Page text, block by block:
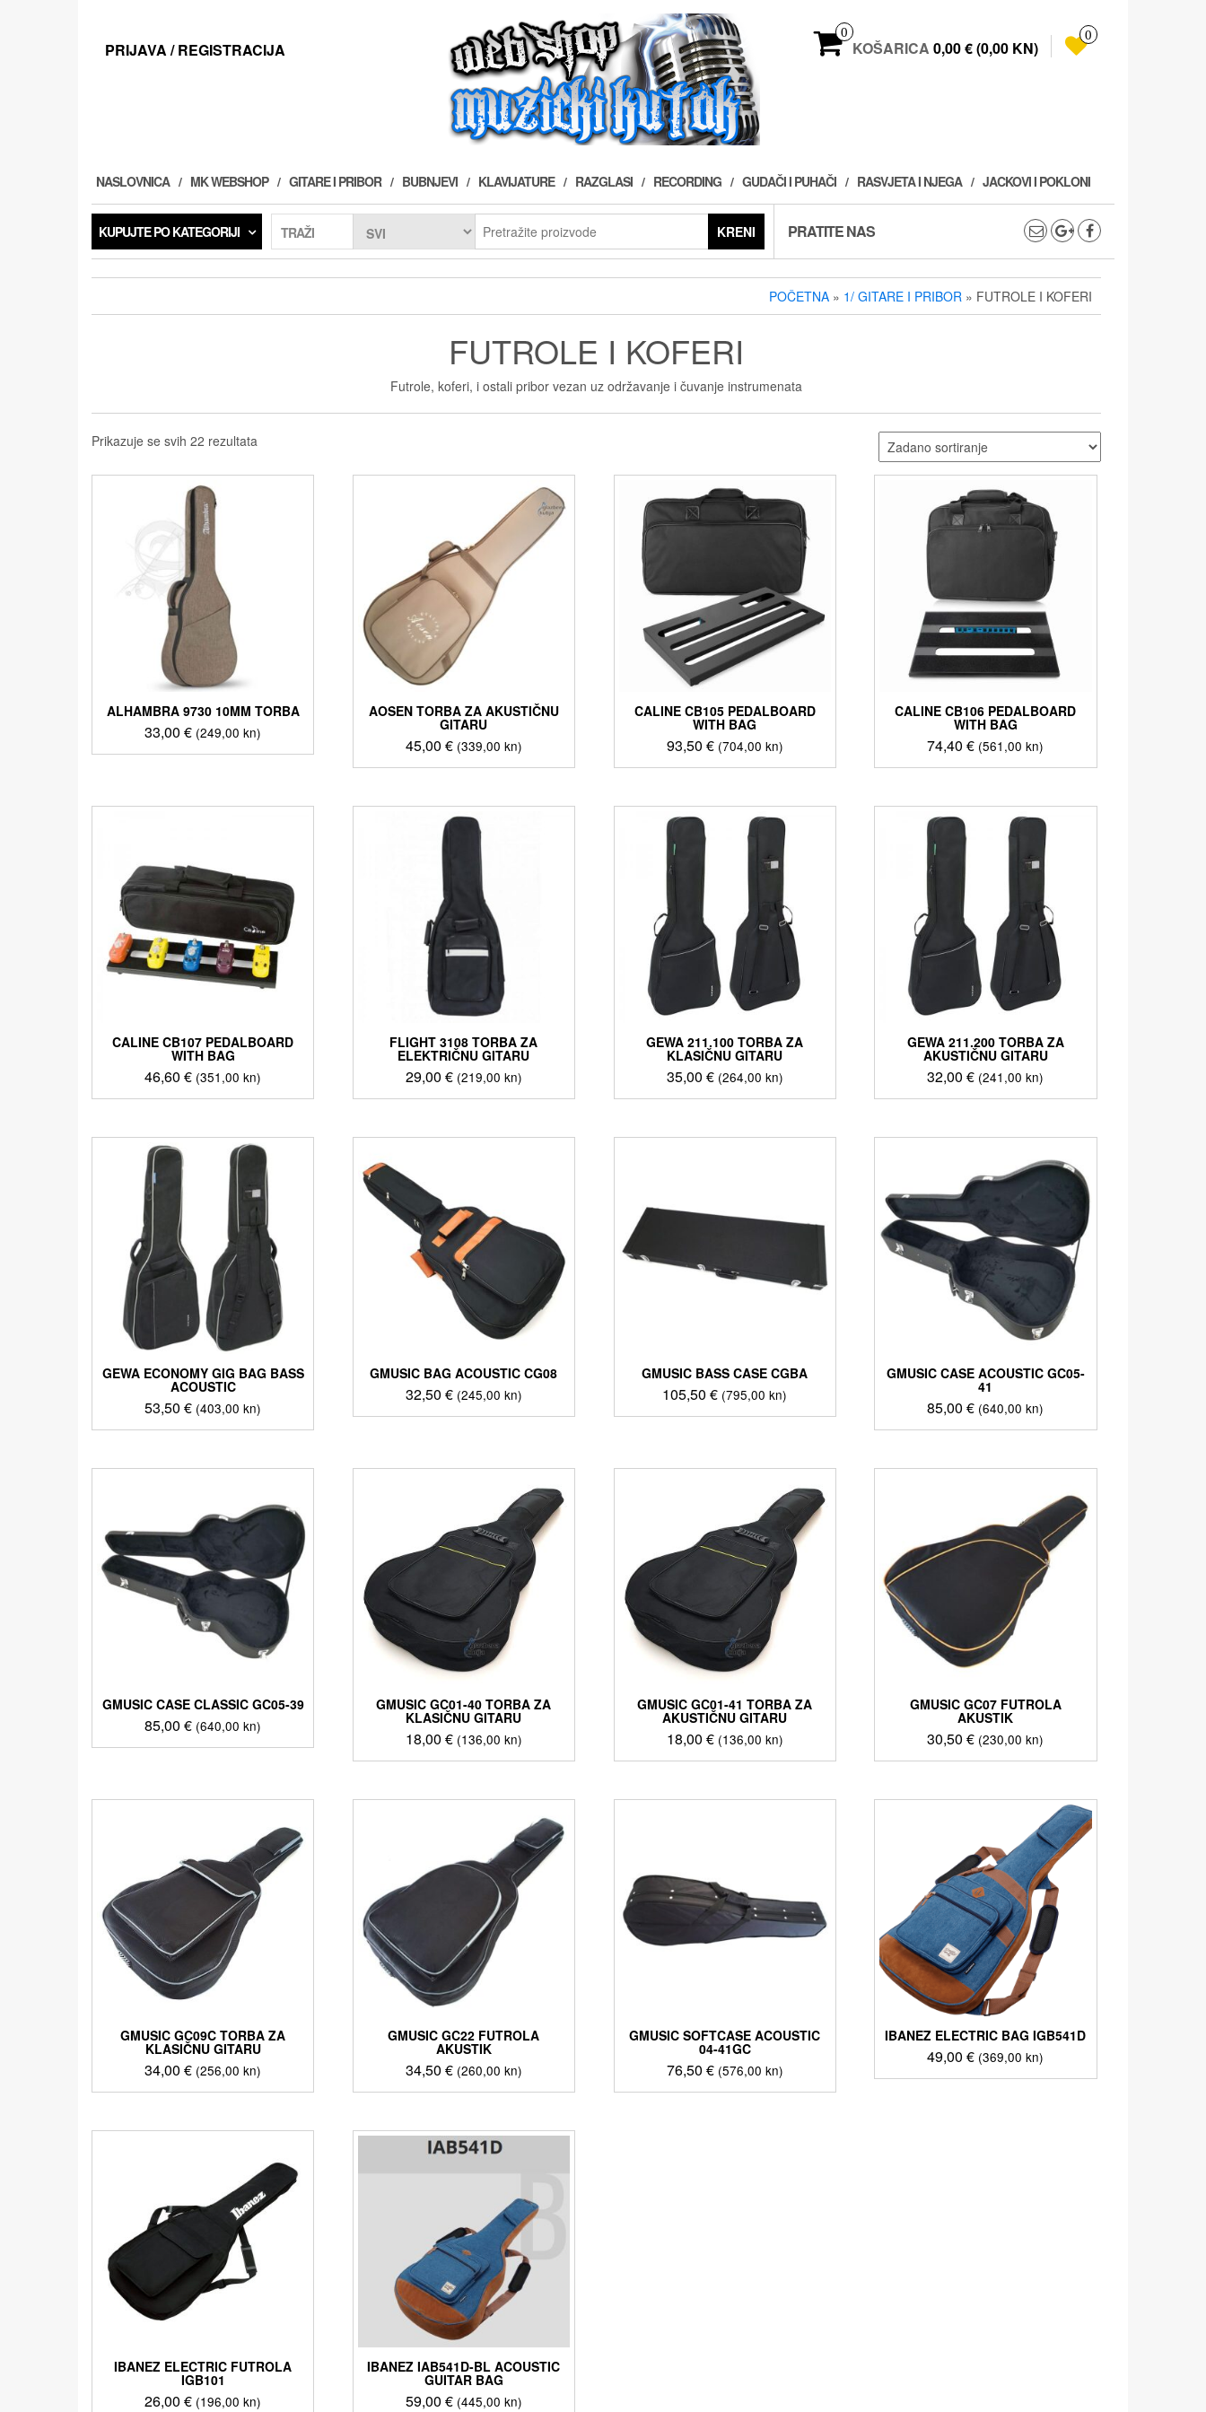
PRIJAVA / REGISTRACIJA
0
KOŠARICA 0,00 € (0,00 KN)
0
NASLOVNICA MK WEBSHOP GITARE I PRIBOR BUBNJEVI KLAVIJATURE RAZGLASI RECORDING GUDAČI I PUHAČI RASVJETA I NJEGA JACKOVI I POKLONI
KUPUJTE PO KATEGORIJI TRAŽI KRENI PRATITE NAS
POČETNA » 1/ GITARE I PRIBOR » FUTROLE I KOFERI
FUTROLE I KOFERI
Futrole, koferi, i ostali pribor vezan uz održavanje i čuvanje instrumenata
Prikazuje se svih 22 rezultata
ALHAMBRA 9730 10MM TORBA
33,00€ (249,00 kn)
AOSEN TORBA ZA AKUSTIČNU
GITARU
45,00 € (339,00 kn)
CALINE CB105 PEDALBOARD
WITH BAG
93,50 € (704,00 kn)
CALINE CB106 PEDALBOARD
WITH BAG
74,40€ (561,00 kn)
CALINE CB107 PEDALBOARD
WITH BAG
46,60€ (351,00 kn)
FLIGHT 3108 TORBA ZA
ELEKTRIČNU GITARU
29,00 € (219,00 kn)
GEWA 211.100 TORBA ZA
KLASIČNU GITARU
35,00 € (264,00 kn)
GEWA 211.200 TORBA ZA
AKUSTIČNU GITARU
32,00€ (241,00 kn)
GEWA ECONOMY GIG BAG BASS
ACOUSTIC
53,50€ (403,00 kn)
GMUSIC BAG ACOUSTIC CG08
32,50 € (245,00 kn)
GMUSIC BASS CASE CGBA
105,50€ (795,00 kn)
GMUSIC CASE ACOUSTIC GC05-
41
85,00€ (640,00 kn)
GMUSIC CASE CLASSIC GC05-39
85,00€ (640,00 kn)
GMUSIC GC01-40 TORBA ZA
KLASIČNU GITARU
18,00 € (136,00 kn)
GMUSIC GC01-41 TORBA ZA
AKUSTIČNU GITARU
18,00 € (136,00 kn)
GMUSIC GC07 FUTROLA
AKUSTIK
30,50€ (230,00 kn)
GMUSIC GC09C TORBA ZA
KLASIČNU GITARU
34,00€ (256,00 kn)
GMUSIC GC22 FUTROLA
AKUSTIK
34,50 € (260,00 kn)
GMUSIC SOFTCASE ACOUSTIC
04-41GC
76,50 € (576,00 kn)
IBANEZ ELECTRIC BAG IGB541D
49,00€ (369,00 kn)
IBANEZ ELECTRIC FUTROLA
IGB101
26,00€ (196,00 kn)
IBANEZ IAB541D-BL ACOUSTIC
GUITAR BAG
59,00 € (445,00 kn)